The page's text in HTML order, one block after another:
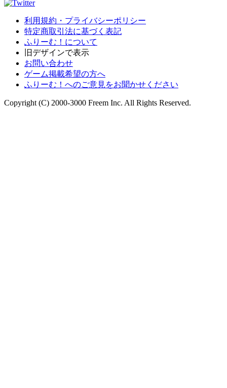
利用規約・プライバシーポリシー
特定商取引法に基づく表記
ふりーむ！について
旧デザインで表示
お問い合わせ
ゲーム掲載希望の方へ
ふりーむ！へのご意見をお聞かせください
Copyright (C) 2000-3000 Freem Inc. All Rights Reserved.